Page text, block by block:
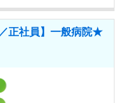
正社員】一般病院★